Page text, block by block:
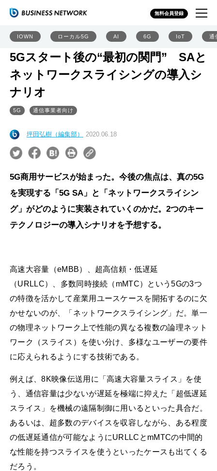
無料会員登録
IOWN ローカル5G AI 6G IoT 通
5Gスタート後の“最初の関門” SAと
ネットワークスライシングの導入シ
ナリオ
5G 通信事業者向け
坪田弘樹（編集部） 2020.06.18
5G商用サービスが始まった。今後の焦点は、真の5G
を実現する「5G SA」と「ネットワークスライシン
グ」がどのように実装されていくのかだ。2つのキー
テクノロジーの導入シナリオを予想する。
高速大容量（eMBB）、超高信頼・低遅延
（URLLC）、多数同時接続（mMTC）という5Gの3つ
の特徴を活かして産業用ユースケースを開拓するのに欠
かせないのが、「ネットワークスライシング」だ。単一
の物理ネットワーク上で性能の異なる複数の論理ネット
ワーク（スライス）を使い分け、多様なユーザーの要件
に応えられるようにする技術である。
例えば、8K映像伝送用に「高速大容量スライス」を使
う、通信容量は少ないが遅延を極端に抑えた「超低遅延
スライス」を機械の遠隔制御に用いるといった具合だ。
あるいは、超多数のデバイスを収容しながら、ある程度
の低遅延通信が可能なようにURLLCとmMTCの中間的
な性能を持つスライスを使うといったケースも出てくる
だろう。